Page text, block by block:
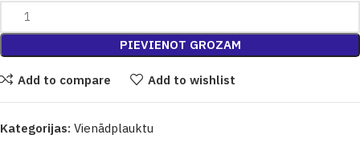
PIEVIENOT GROZAM
Add to compare Add to wishlist
Kategorijas: Vienādplauktu